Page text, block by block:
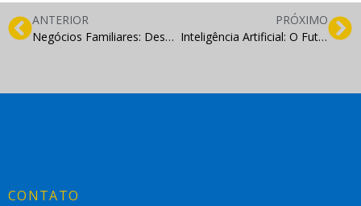
ANTERIOR
Negócios Familiares: Desafios e Vantagens de Empreender em Família
PRÓXIMO
Inteligência Artificial: O Futuro do Marketing Digital
CONTATO